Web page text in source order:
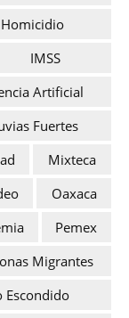
Homicidio
IMSS
Artificial
Fuertes
Mixteca
Oaxaca
Pemex
Migrantes
Escondido